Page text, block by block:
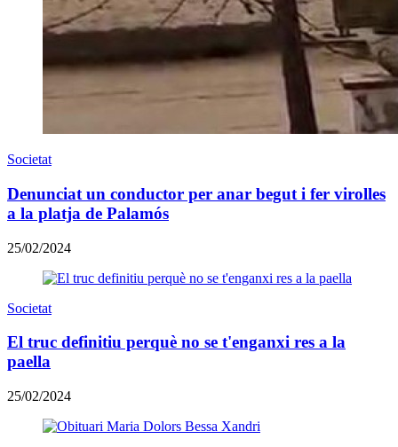
Societat
Denunciat un conductor per anar begut i fer virolles
a la platja de Palamós
25/02/2024
Societat
El truc definitiu perquè no se t'enganxi res a la
paella
25/02/2024